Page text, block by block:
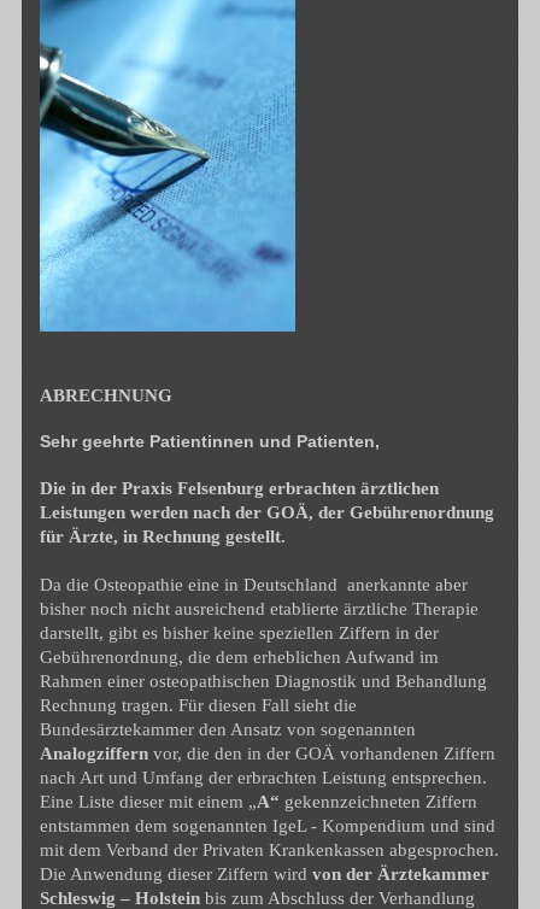
ABRECHNUNG
Sehr geehrte Patientinnen und Patienten,
Die in der Praxis Felsenburg erbrachten ärztlichen
Leistungen werden nach der GOÄ, der Gebührenordnung
für Ärzte, in Rechnung gestellt.
Da die Osteopathie eine in Deutschland anerkannte aber
bisher noch nicht ausreichend etablierte ärztliche Therapie
darstellt, gibt es bisher keine speziellen Ziffern in der
Gebührenordnung, die dem erheblichen Aufwand im
Rahmen einer osteopathischen Diagnostik und Behandlung
Rechnung tragen. Für diesen Fall sieht die
Bundesärztekammer den Ansatz von sogenannten
Analogziffernvor, die den in der GOÄ vorhandenen Ziffern
nach Art und Umfang der erbrachten Leistung entsprechen.
Eine Liste dieser mit einem „A“ gekennzeichneten Ziffern
entstammen dem sogenannten IgeL - Kompendium und sind
mit dem Verband der Privaten Krankenkassen abgesprochen.
Die Anwendung dieser Ziffern wird von der Ärztekammer
Schleswig – Holsteinbis zum Abschluss der Verhandlung